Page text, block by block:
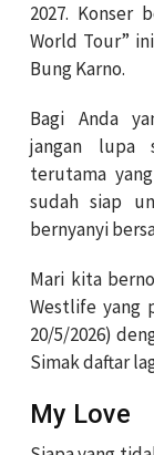
2027. Konser
World Tour”
Bung Karno.
Bagi Anda
jangan lupa
terutama
sudah siap
bernyanyi
Mari kita
Westlife yang
20/5/2026)
Simak daftar
My Love